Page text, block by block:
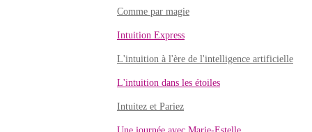
Comme par magie
Intuition Express
L'intuition à l'ère de l'intelligence artificielle
L'intuition dans les étoiles
Intuitez et Pariez